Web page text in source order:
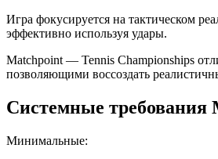
Игра фокусируется на тактическом
эффективно используя удары.
Matchpoint — Tennis Championships
позволяющими воссоздать
Системные требования
Минимальные: